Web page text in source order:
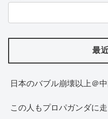
最
日本のバブル崩壊以上＠
この人もプロパガンダに